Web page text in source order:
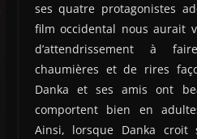
ses quatre protagonistes
film occidental nous aurait
d’attendrissement à
chaumières et de rires
Danka et ses amis ont
comportent bien en
Ainsi, lorsque Danka